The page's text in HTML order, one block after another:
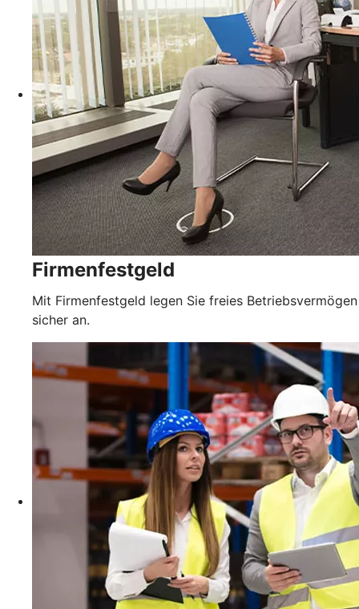
Firmenfestgeld
Mit Firmenfestgeld legen Sie freies Betriebsvermögen
sicher an.